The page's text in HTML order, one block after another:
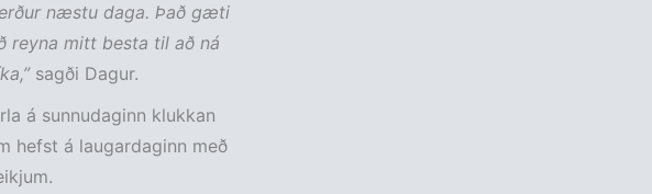
næstu daga. Það gæti
reyna mitt besta til að ná
sagði Dagur.
á sunnudaginn klukkan
hefst á laugardaginn með